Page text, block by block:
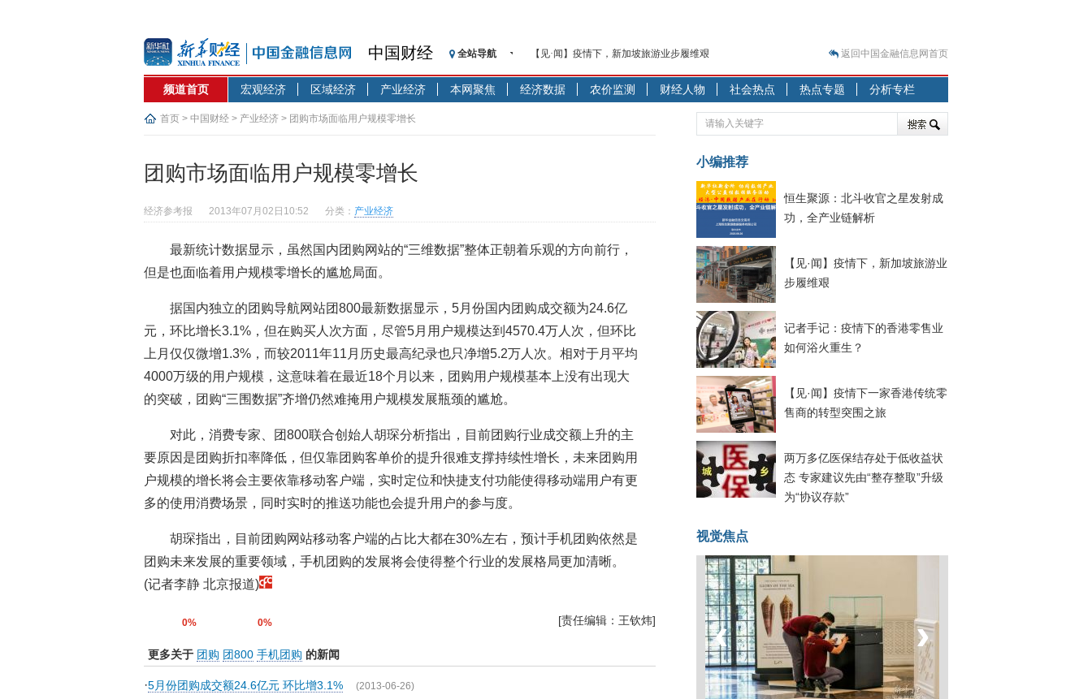
中国财经 全站导航
记者手记：疫情下的香港零售业如何浴火重生？
【见·闻】疫情下一家香港传统零售商的转型突围之旅
济安金信：中国基金市场数据分析周报（2020. 07.27—2020.07.31）
【新华财经调查】同业存单、结构性存款玩起“跷跷板” 结构性失衡藏
央行公开市场净投放300亿元 短端资金利率明显下行
基本面及股市双轮冲击 债市回调十年期债表现最弱
沥青期货连续两日涨逾3% 沪银及两粕涨势喜人
恒生聚源：北斗收官之星发射成功，全产业链解析
济安金信：中国基金市场数据分析周报（2020. 08.17—2020.08.21）
【见·闻】疫情下，新加坡旅游业步履维艰
返回中国金融信息网首页
频道首页 宏观经济 区域经济 产业经济 本网聚焦 经济数据 农价监测 财经人物 社会热点 热点专题 分析专栏
首页 > 中国财经 > 产业经济 > 团购市场面临用户规模零增长
团购市场面临用户规模零增长
经济参考报 2013年07月02日10:52 分类： 产业经济
最新统计数据显示，虽然国内团购网站的“三维数据”整体正朝着乐观的方向前行，
但是也面临着用户规模零增长的尴尬局面。
据国内独立的团购导航网站团800最新数据显示，5月份国内团购成交额为24.6亿
元，环比增长3.1%，但在购买人次方面，尽管5月用户规模达到4570.4万人次，但环比
上月仅仅微增1.3%，而较2011年11月历史最高纪录也只净增5.2万人次。相对于月平均
4000万级的用户规模，这意味着在最近18个月以来，团购用户规模基本上没有出现大
的突破，团购“三围数据”齐增仍然难掩用户规模发展瓶颈的尴尬。
对此，消费专家、团800联合创始人胡琛分析指出，目前团购行业成交额上升的主
要原因是团购折扣率降低，但仅靠团购客单价的提升很难支撑持续性增长，未来团购用
户规模的增长将会主要依靠移动客户端，实时定位和快捷支付功能使得移动端用户有更
多的使用消费场景，同时实时的推送功能也会提升用户的参与度。
胡琛指出，目前团购网站移动客户端的占比大都在30%左右，预计手机团购依然是
团购未来发展的重要领域，手机团购的发展将会使得整个行业的发展格局更加清晰。
(记者李静 北京报道)
0% 0% [责任编辑：王钦炜]
更多关于 团购 团800 手机团购 的新闻
·5月份团购成交额24.6亿元 环比增3.1% (2013-06-26)
小编推荐
恒生聚源：北斗收官之星发射成
功，全产业链解析
【见·闻】疫情下，新加坡旅游业
步履维艰
记者手记：疫情下的香港零售业
如何浴火重生？
【见·闻】疫情下一家香港传统零
售商的转型突围之旅
两万多亿医保结存处于低收益状
态 专家建议先由“整存整取”升级
为“协议存款”
视觉焦点
菲律宾：防疫降级
‹ ›